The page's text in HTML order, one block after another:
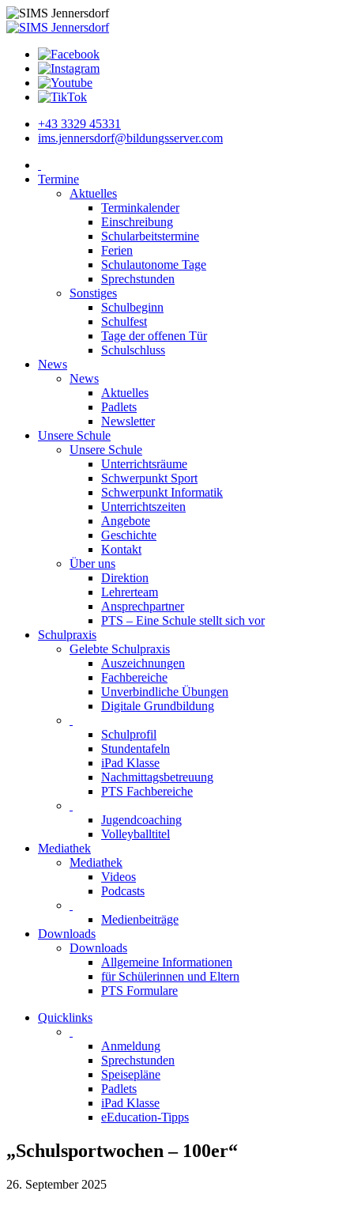
+43 3329 45331
ims.jennersdorf@bildungsserver.com
Termine
Aktuelles
Terminkalender
Einschreibung
Schularbeitstermine
Ferien
Schulautonome Tage
Sprechstunden
Sonstiges
Schulbeginn
Schulfest
Tage der offenen Tür
Schulschluss
News
News
Aktuelles
Padlets
Newsletter
Unsere Schule
Unsere Schule
Unterrichtsräume
Schwerpunkt Sport
Schwerpunkt Informatik
Unterrichtszeiten
Angebote
Geschichte
Kontakt
Über uns
Direktion
Lehrerteam
Ansprechpartner
PTS – Eine Schule stellt sich vor
Schulpraxis
Gelebte Schulpraxis
Auszeichnungen
Fachbereiche
Unverbindliche Übungen
Digitale Grundbildung
Schulprofil
Stundentafeln
iPad Klasse
Nachmittagsbetreuung
PTS Fachbereiche
Jugendcoaching
Volleyballtitel
Mediathek
Mediathek
Videos
Podcasts
Medienbeiträge
Downloads
Downloads
Allgemeine Informationen
für Schülerinnen und Eltern
PTS Formulare
Quicklinks
Anmeldung
Sprechstunden
Speisepläne
Padlets
iPad Klasse
eEducation-Tipps
„Schulsportwochen – 100er“
26. September 2025